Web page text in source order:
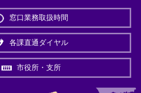
窓口業務取扱時間
各課直通ダイヤル
市役所・支所